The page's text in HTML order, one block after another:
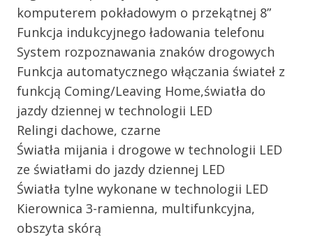
komputerem pokładowym o przekątnej 8”
Funkcja indukcyjnego ładowania telefonu
System rozpoznawania znaków drogowych
Funkcja automatycznego włączania świateł z
funkcją Coming/Leaving Home,światła do
jazdy dziennej w technologii LED
Relingi dachowe, czarne
Światła mijania i drogowe w technologii LED
ze światłami do jazdy dziennej LED
Światła tylne wykonane w technologii LED
Kierownica 3-ramienna, multifunkcyjna,
obszyta skórą